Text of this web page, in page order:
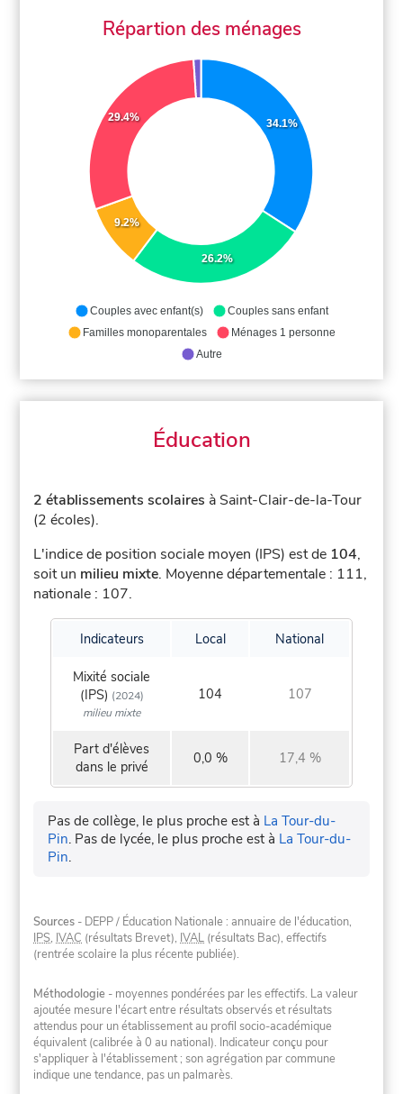
Répartion des ménages
34.1%
26.2%
9.2%
29.4%
Couples avec enfant(s)
Couples sans enfant
Familles monoparentales
Ménages 1 personne
Autre
Éducation
2 établissements scolaires à Saint-Clair-de-la-Tour
(2 écoles).
L'indice de position sociale moyen (IPS) est de 104,
soit un milieu mixte. Moyenne départementale : 111,
nationale : 107.
Indicateurs Local National
Mixité sociale
(IPS) (2024)
milieu mixte
104 107
Part d'élèves
dans le privé
0,0 % 17,4 %
Pas de collège, le plus proche est à La Tour-du-
Pin. Pas de lycée, le plus proche est à La Tour-du-
Pin.
Sources - DEPP / Éducation Nationale : annuaire de l'éducation,
IPS, IVAC (résultats Brevet), IVAL (résultats Bac), effectifs
(rentrée scolaire la plus récente publiée).
Méthodologie - moyennes pondérées par les effectifs. La valeur
ajoutée mesure l'écart entre résultats observés et résultats
attendus pour un établissement au profil socio-académique
équivalent (calibrée à 0 au national). Indicateur conçu pour
s'appliquer à l'établissement ; son agrégation par commune
indique une tendance, pas un palmarès.